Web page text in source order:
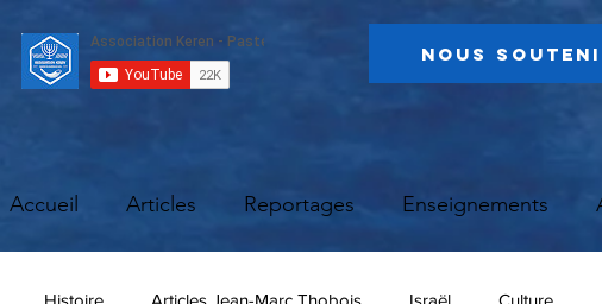
Nous
Accueil Articles Reportages Enseignements
Histoire Articles Jean-Marc Thobois Israël Culture